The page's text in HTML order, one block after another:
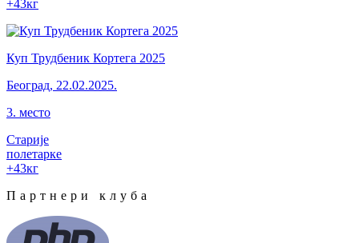
+43кг
Куп Трудбеник Кортега 2025
Београд, 22.02.2025.
3. место
Старије
полетарке
+43кг
Партнери клуба